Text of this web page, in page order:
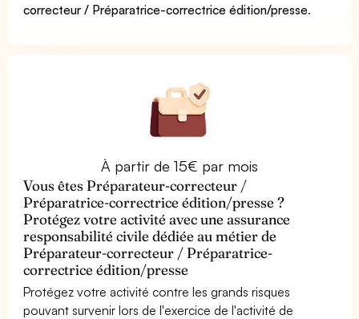
correcteur / Préparatrice-correctrice édition/presse.
À partir de 15€ par mois
Vous êtes Préparateur-correcteur /
Préparatrice-correctrice édition/presse ?
Protégez votre activité avec une assurance
responsabilité civile dédiée au métier de
Préparateur-correcteur / Préparatrice-
correctrice édition/presse
Protégez votre activité contre les grands risques
pouvant survenir lors de l'exercice de l'activité de